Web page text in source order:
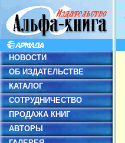
НОВОСТИ
ОБ ИЗДАТЕЛЬСТВЕ
КАТАЛОГ
СОТРУДНИЧЕСТВО
ПРОДАЖА КНИГ
АВТОРЫ